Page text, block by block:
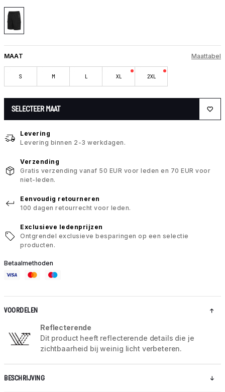
MAAT Maattabel
S M L XL 2XL
SELECTEER MAAT
Levering
Levering binnen 2-3 werkdagen.
Verzending
Gratis verzending vanaf 50 EUR voor leden en 70 EUR voor
niet-leden.
Eenvoudig retourneren
100 dagen retourrecht voor leden.
Exclusieve ledenprijzen
Ontgrendel exclusieve besparingen op een selectie
producten.
Betaalmethoden
VOORDELEN
Reflecterende
Dit product heeft reflecterende details die je
zichtbaarheid bij weinig licht verbeteren.
BESCHRIJVING